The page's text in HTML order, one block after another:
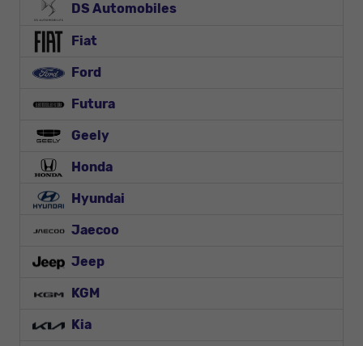
DS Automobiles
Fiat
Ford
Futura
Geely
Honda
Hyundai
Jaecoo
Jeep
KGM
Kia